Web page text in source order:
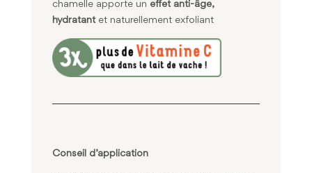
chamelle apporte un effet anti-âge,
hydratantet naturellement exfoliant
Conseil d’application